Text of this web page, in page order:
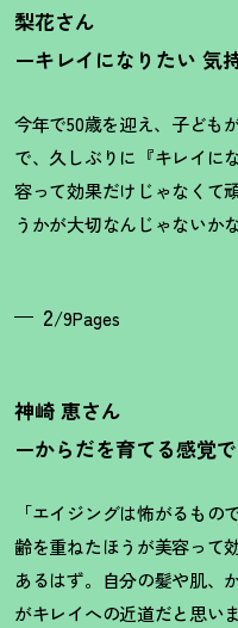
梨花さん
ーキレイになりたい 気
今年で50歳を迎え、子ども
で、久しぶりに『キレイに
容って効果だけじゃなくて
うかが大切なんじゃないかな
2/9Pages
神崎 恵さん
ーからだを育てる感覚
「エイジングは怖がるも
齢を重ねたほうが美容って
あるはず。自分の髪や肌、
がキレイへの近道だと思いま